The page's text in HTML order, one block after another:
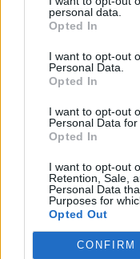
personal data.
Opted In
I want to opt-out
Personal Data.
Opted In
I want to opt-out
Personal Data for
Opted In
I want to opt-out
Retention, Sale,
Personal Data
Purposes for
Opted Out
CONFIRM
Άλλοι ερευνητές
ακόμη
ερευνητών
ανέφερε ότι ο
δεν μπορεί να
όριο.
Μια βασική
είναι ότι οι
πρωτευόντων
πιέσεις και, ως εκ